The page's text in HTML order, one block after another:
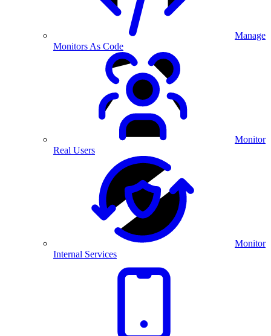
Manage
Monitors As Code
Monitor
Real Users
Monitor
Internal Services